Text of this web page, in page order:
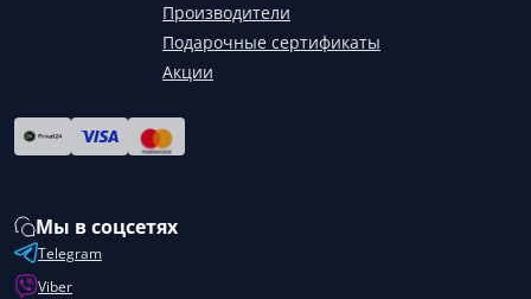
Производители
Подарочные сертификаты
Акции
Мы в соцсетях
Telegram
Viber